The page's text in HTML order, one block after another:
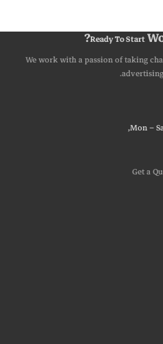
Ready To Start
We work with a passion of taking
Mon –
GetaQu